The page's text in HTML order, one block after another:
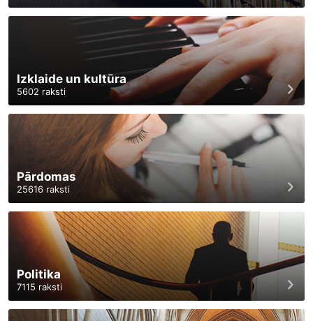
Izklaide un kultūra
5602 raksti
Pārdomas
25616 raksti
Politika
7115 raksti